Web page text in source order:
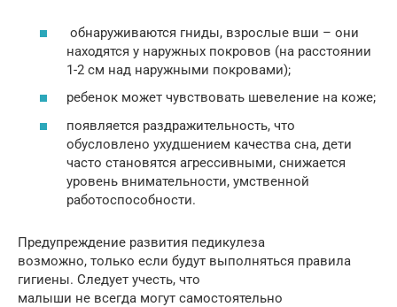
обнаруживаются гниды, взрослые вши – они
находятся у наружных покровов (на расстоянии
1-2 см над наружными покровами);
ребенок может чувствовать шевеление на коже;
появляется раздражительность, что
обусловлено ухудшением качества сна, дети
часто становятся агрессивными, снижается
уровень внимательности, умственной
работоспособности.
Предупреждение развития педикулеза
возможно, только если будут выполняться правила
гигиены. Следует учесть, что
малыши не всегда могут самостоятельно